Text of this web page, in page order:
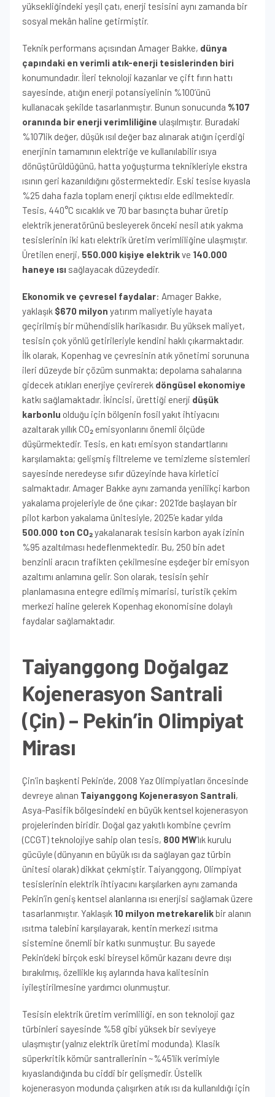
yüksekliğindeki yeşil çatı, enerji tesisini aynı zamanda bir
sosyal mekân haline getirmiştir.
Teknik performans açısından Amager Bakke, dünya
çapındaki en verimli atık-enerji tesislerinden biri
konumundadır. İleri teknoloji kazanlar ve çift fırın hattı
sayesinde, atığın enerji potansiyelinin %100’ünü
kullanacak şekilde tasarlanmıştır. Bunun sonucunda %107
oranında bir enerji verimliliğine ulaşılmıştır. Buradaki
%107’lik değer, düşük ısıl değer baz alınarak atığın içerdiği
enerjinin tamamının elektriğe ve kullanılabilir ısıya
dönüştürüldüğünü, hatta yoğuşturma teknikleriyle ekstra
ısının geri kazanıldığını göstermektedir. Eski tesise kıyasla
%25 daha fazla toplam enerji çıktısı elde edilmektedir.
Tesis, 440°C sıcaklık ve 70 bar basınçta buhar üretip
elektrik jeneratörünü besleyerek önceki nesil atık yakma
tesislerinin iki katı elektrik üretim verimliliğine ulaşmıştır.
Üretilen enerji, 550.000 kişiye elektrikve 140.000
haneye ısı sağlayacak düzeydedir.
Ekonomik ve çevresel faydalar: Amager Bakke,
yaklaşık $670 milyon yatırım maliyetiyle hayata
geçirilmiş bir mühendislik harikasıdır. Bu yüksek maliyet,
tesisin çok yönlü getirileriyle kendini haklı çıkarmaktadır.
İlk olarak, Kopenhag ve çevresinin atık yönetimi sorununa
ileri düzeyde bir çözüm sunmakta; depolama sahalarına
gidecek atıkları enerjiye çevirerek döngüsel ekonomiye
katkı sağlamaktadır. İkincisi, ürettiği enerji düşük
karbonlu olduğu için bölgenin fosil yakıt ihtiyacını
azaltarak yıllık CO₂ emisyonlarını önemli ölçüde
düşürmektedir. Tesis, en katı emisyon standartlarını
karşılamakta; gelişmiş filtreleme ve temizleme sistemleri
sayesinde neredeyse sıfır düzeyinde hava kirletici
salmaktadır. Amager Bakke aynı zamanda yenilikçi karbon
yakalama projeleriyle de öne çıkar: 2021’de başlayan bir
pilot karbon yakalama ünitesiyle, 2025’e kadar yılda
500.000 ton CO₂yakalanarak tesisin karbon ayak izinin
%95 azaltılması hedeflenmektedir. Bu, 250 bin adet
benzinli aracın trafikten çekilmesine eşdeğer bir emisyon
azaltımı anlamına gelir. Son olarak, tesisin şehir
planlamasına entegre edilmiş mimarisi, turistik çekim
merkezi haline gelerek Kopenhag ekonomisine dolaylı
faydalar sağlamaktadır.
Taiyanggong Doğalgaz
Kojenerasyon Santrali
(Çin) – Pekin’in Olimpiyat
Mirası
Çin’in başkenti Pekin’de, 2008 Yaz Olimpiyatları öncesinde
devreye alınan Taiyanggong Kojenerasyon Santrali,
Asya-Pasifik bölgesindeki en büyük kentsel kojenerasyon
projelerinden biridir. Doğal gaz yakıtlı kombine çevrim
(CCGT) teknolojiye sahip olan tesis, 800 MW’lık kurulu
gücüyle (dünyanın en büyük ısı da sağlayan gaz türbin
ünitesi olarak) dikkat çekmiştir. Taiyanggong, Olimpiyat
tesislerinin elektrik ihtiyacını karşılarken aynı zamanda
Pekin’in geniş kentsel alanlarına ısı enerjisi sağlamak üzere
tasarlanmıştır. Yaklaşık 10 milyon metrekarelik bir alanın
ısıtma talebini karşılayarak, kentin merkezi ısıtma
sistemine önemli bir katkı sunmuştur. Bu sayede
Pekin’deki birçok eski bireysel kömür kazanı devre dışı
bırakılmış, özellikle kış aylarında hava kalitesinin
iyileştirilmesine yardımcı olunmuştur.
Tesisin elektrik üretim verimliliği, en son teknoloji gaz
türbinleri sayesinde %58 gibi yüksek bir seviyeye
ulaşmıştır (yalnız elektrik üretimi modunda). Klasik
süperkritik kömür santrallerinin ~%45’lik verimiyle
kıyaslandığında bu ciddi bir gelişmedir. Üstelik
kojenerasyon modunda çalışırken atık ısı da kullanıldığı için